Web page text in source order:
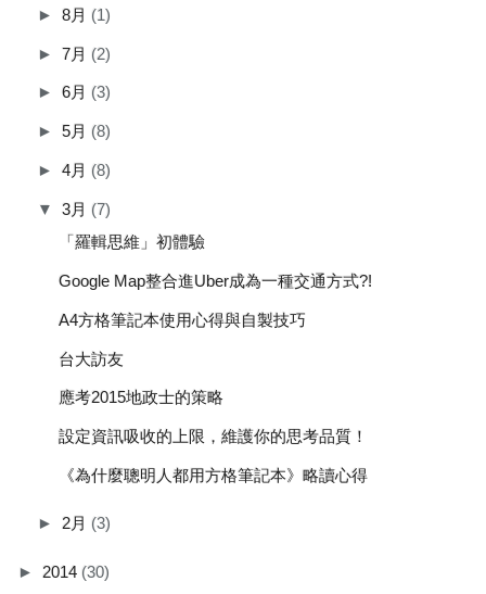
► 8月 (1)
► 7月 (2)
► 6月 (3)
► 5月 (8)
► 4月 (8)
▼ 3月 (7)
「羅輯思維」初體驗
Google Map整合進Uber成為一種交通方式?!
A4方格筆記本使用心得與自製技巧
台大訪友
應考2015地政士的策略
設定資訊吸收的上限，維護你的思考品質！
《為什麼聰明人都用方格筆記本》略讀心得
► 2月 (3)
► 2014 (30)